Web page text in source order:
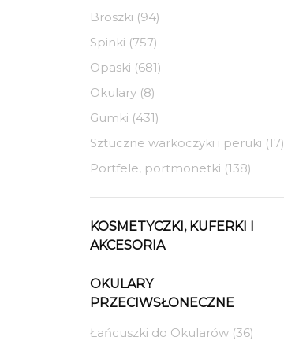
Broszki (94)
Spinki (757)
Opaski (681)
Okulary (8)
Gumki (431)
Sztuczne warkoczyki i peruki (17)
Portfele, portmonetki (138)
KOSMETYCZKI, KUFERKI I
AKCESORIA
OKULARY
PRZECIWSŁONECZNE
Łańcuszki do Okularów (36)